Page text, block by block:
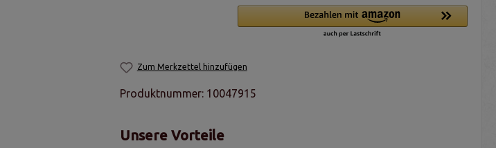
Zum Merkzettel hinzufügen
Produktnummer: 10047915
Unsere Vorteile